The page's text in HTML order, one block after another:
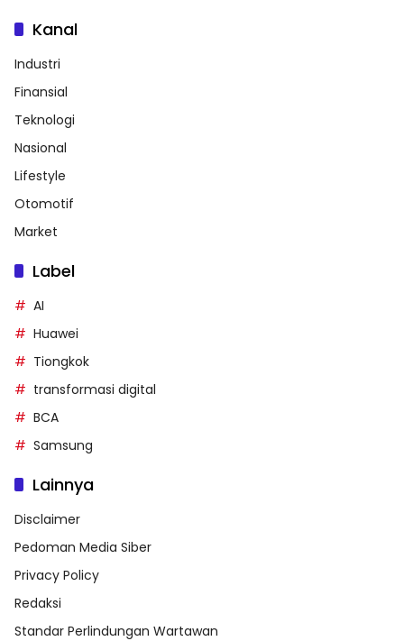
Kanal
Industri
Finansial
Teknologi
Nasional
Lifestyle
Otomotif
Market
Label
AI
Huawei
Tiongkok
transformasi digital
BCA
Samsung
Lainnya
Disclaimer
Pedoman Media Siber
Privacy Policy
Redaksi
Standar Perlindungan Wartawan